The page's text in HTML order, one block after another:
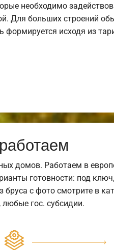
необходимо
Для больших строений
исходя из
домов. Работаем в
готовности: под
с фото смотрите в
гос. субсидии.